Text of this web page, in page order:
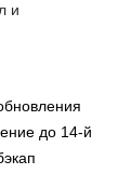
и
до 14-й